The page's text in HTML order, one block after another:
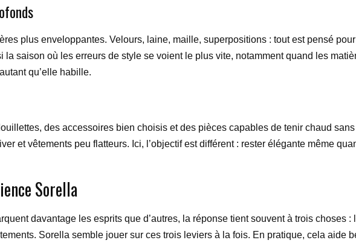
plus enveloppantes. Velours, laine, maille, superpositions : tout est pensé
la saison où les erreurs de style se voient le plus vite, notamment quand les
qu’elle habille.
des accessoires bien choisis et des pièces capables de tenir chaud
et vêtements peu flatteurs. Ici, l’objectif est différent : rester élégante même
Sorella
davantage les esprits que d’autres, la réponse tient souvent à trois choses :
Sorella semble jouer sur ces trois leviers à la fois. En pratique, cela aide